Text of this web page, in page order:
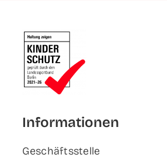
Infor­ma­tio­nen
Geschäfts­stel­le